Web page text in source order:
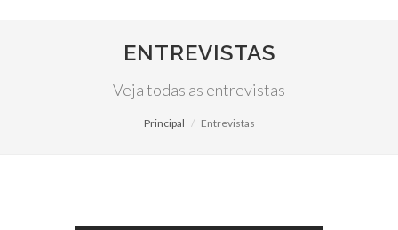
ENTREVISTAS
Veja todas as entrevistas
Principal Entrevistas